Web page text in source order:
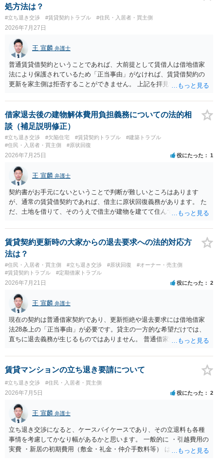
処方法は？
#立ち退き交渉 #賃貸契約トラブル #住民・入居者・買主側
2026年7月27日
王 宣麟 弁護士
普通賃貸借契約ということであれば、大前提として賃借人は借地借家
法により保護されているため「正当事由」がなければ、賃貸借契約の
更新を家主側は拒否することができません。 上記を拝見する限り、通
定期確認させてもらないこと」が直ちに正当事由に当たるとは思えま
せんので、更新拒絶を拒否される方向性でよろしいかと存じます。 そ
の交渉の中で、一定の金銭をもらえれば退去には応じる旨交渉をして
みるのはいかがでしょうか。 過去に賃借人の許可なく無断で賃貸人が
入室する行為自体は不法行為となり、また刑事的にも住居侵入罪が成
立する可能性がありますので、これを理由に一定の金銭賠償を求める
借家退去後の建物解体費用負担義務についての法的相
談（補足説明修正）
#立ち退き交渉 #欠陥住宅 #賃貸契約トラブル
#建築トラブル
#住民・入居者・買主側
#原状回復
2026年7月25日 役にたった 1
王 宣麟 弁護士
契約書がお手元にないということで判断が難しいところはあります
が、通常の賃貸借契約であれば、借主に原状回復義務があります。 た
だ、土地を借りて、そのうえで借主が建物を建てて住んでいたケース
であれば、建物を収去して土地を明渡す義務は原則生じないはずで
す。 その後、建物を平屋に立て替えた場合であっても、貸主の承諾を
得ているのであれば、単純に費用を捻出した側に平屋の所有権が帰属
する、という話になるわけでもないように思います。 そのため、現
状、解体費用を負担することが明確な案件ではないため、まずは相手
に請求の根拠（なぜ当方が平屋の解体費用を負担しなければならない
賃貸契約更新時の大家からの退去要求への法的対応方
法は？
#住民・入居者・買主側 #立ち退き交渉 #原状回復
#オーナー・売主側
#賃貸契約トラブル
#定期借家トラブル
2026年7月21日 役にたった 2
王 宣麟 弁護士
現在の契約は普通借家契約であり、更新拒絶や退去要求には借地借家
法28条上の「正当事由」が必要です。貸主の一方的な希望だけでは、
直ちに退去義務が生じるものではありません。 普通借家契約から定期
新たな定期借家契約を締結する形になりますが、これは任意の合意が
前提であり、借主が同意しなければ成立しません。 12年間の居住実
績、子どもの学校や地域とのつながり、転居費用の準備が困難な事情
などは、借主側の強い居住継続の必要性として正当事由判断において
重視される要素ですので、貸主側にかなり具体的な事情と立退料など
がない限り、更新拒絶が認められるハードルは一般的に高いと考えら
れます。 建物が未登記であること自体は、賃貸借契約の有効性を直ち
に否定するものではなく、引渡しがされていれば賃貸借の効力は原則
有効とされています。 今後の交渉では、①現在は普通借家契約が継続
しており定期借家への変更に合意していないこと、②貸主側の事情
（誰が所有者で誰が実際に住む予定か等）を具体的に書面で説明して
賃貸マンションの立ち退き要請について
#立ち退き交渉 #住民・入居者・買主側
2026年7月5日 役にたった 2
王 宣麟 弁護士
立ち退き交渉になると、ケースバイケースであり、その立退料も各種
事情を考慮してかなり幅があるかと思います。 一般的に ・引越費用の
実費 ・新居の初期費用（敷金・礼金・仲介手数料等） は固い部分かと